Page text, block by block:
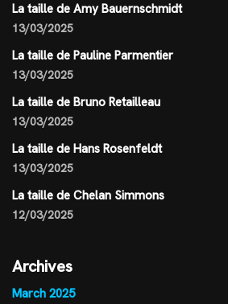
La taille de Amy Bauernschmidt
13/03/2025
La taille de Pauline Parmentier
13/03/2025
La taille de Bruno Retailleau
13/03/2025
La taille de Hans Rosenfeldt
13/03/2025
La taille de Chelan Simmons
12/03/2025
Archives
March 2025